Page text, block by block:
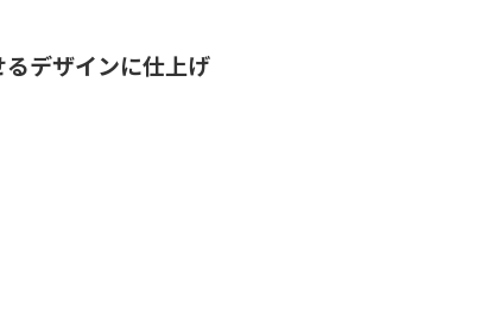
デザインに仕上げ